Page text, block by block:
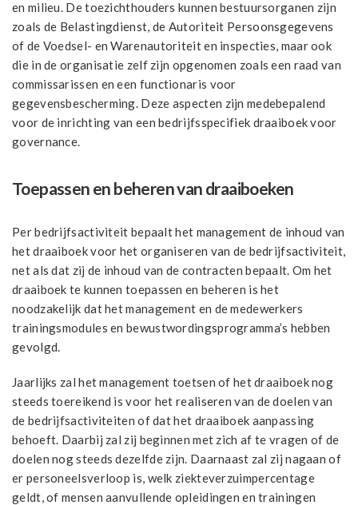
en milieu. De toezichthouders kunnen bestuursorganen zijn
zoals de Belastingdienst, de Autoriteit Persoonsgegevens
of de Voedsel- en Warenautoriteit en inspecties, maar ook
die in de organisatie zelf zijn opgenomen zoals een raad van
commissarissen en een functionaris voor
gegevensbescherming. Deze aspecten zijn medebepalend
voor de inrichting van een bedrijfsspecifiek draaiboek voor
governance.
Toepassen en beheren van draaiboeken
Per bedrijfsactiviteit bepaalt het management de inhoud van
het draaiboek voor het organiseren van de bedrijfsactiviteit,
net als dat zij de inhoud van de contracten bepaalt. Om het
draaiboek te kunnen toepassen en beheren is het
noodzakelijk dat het management en de medewerkers
trainingsmodules en bewustwordingsprogramma’s hebben
gevolgd.
Jaarlijks zal het management toetsen of het draaiboek nog
steeds toereikend is voor het realiseren van de doelen van
de bedrijfsactiviteiten of dat het draaiboek aanpassing
behoeft. Daarbij zal zij beginnen met zich af te vragen of de
doelen nog steeds dezelfde zijn. Daarnaast zal zij nagaan of
er personeelsverloop is, welk ziekteverzuimpercentage
geldt, of mensen aanvullende opleidingen en trainingen